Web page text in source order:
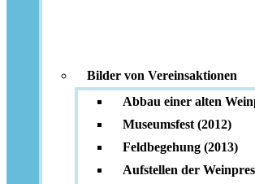
Bilder von Vereinsaktionen
Abbau einer alten
Museumsfest (2012)
Feldbegehung (2013)
Aufstellen der